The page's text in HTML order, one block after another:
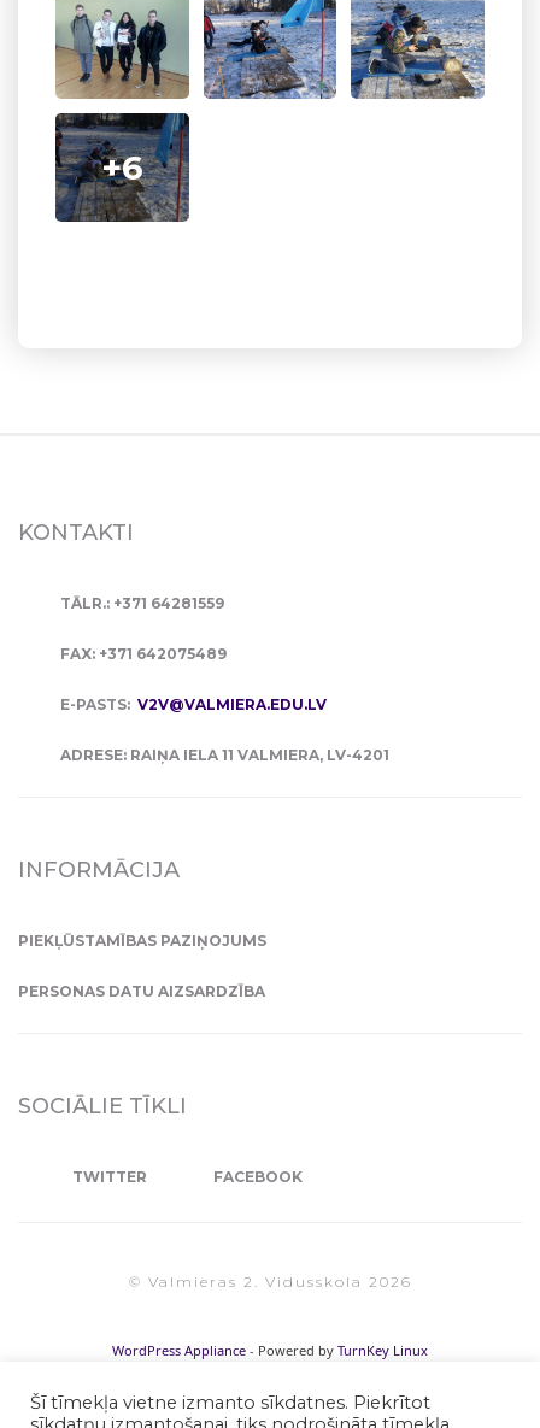
+6
KONTAKTI
TĀLR.: +371 64281559
FAX: +371 642075489
E-PASTS: V2V@VALMIERA.EDU.LV
ADRESE: RAIŅA IELA 11 VALMIERA, LV-4201
INFORMĀCIJA
PIEKĻŪSTAMĪBAS PAZIŅOJUMS
PERSONAS DATU AIZSARDZĪBA
SOCIĀLIE TĪKLI
TWITTER FACEBOOK
© Valmieras 2. Vidusskola 2026
Šī tīmekļa vietne izmanto sīkdatnes. Piekrītot
WordPress Appliance - Powered by TurnKey Linux